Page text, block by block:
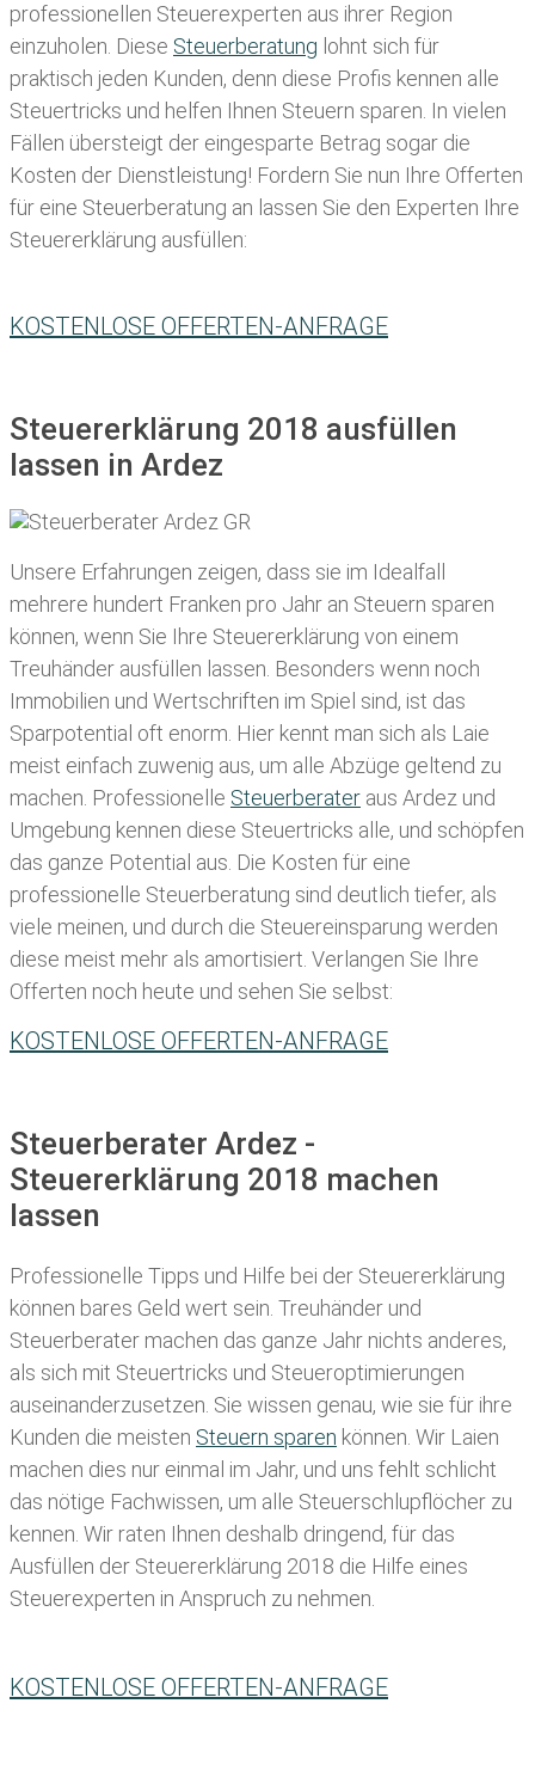
professionellen Steuerexperten aus ihrer Region
einzuholen. Diese Steuerberatung lohnt sich für
praktisch jeden Kunden, denn diese Profis kennen alle
Steuertricks und helfen Ihnen Steuern sparen. In vielen
Fällen übersteigt der eingesparte Betrag sogar die
Kosten der Dienstleistung! Fordern Sie nun Ihre Offerten
für eine Steuerberatung an lassen Sie den Experten Ihre
Steuererklärung ausfüllen:
KOSTENLOSE OFFERTEN-ANFRAGE
Steuererklärung 2018 ausfüllen
lassen in Ardez
Unsere Erfahrungen zeigen, dass sie im Idealfall
mehrere hundert Franken pro Jahr an Steuern sparen
können, wenn Sie Ihre Steuererklärung von einem
Treuhänder ausfüllen lassen . Besonders wenn noch
Immobilien und Wertschriften im Spiel sind, ist das
Sparpotential oft enorm. Hier kennt man sich als Laie
meist einfach zuwenig aus, um alle Abzüge geltend zu
machen. Professionelle Steuerberater aus Ardez und
Umgebung kennen diese Steuertricks alle, und schöpfen
das ganze Potential aus. Die Kosten für eine
professionelle Steuerberatung sind deutlich tiefer, als
viele meinen, und durch die Steuereinsparung werden
diese meist mehr als amortisiert. Verlangen Sie Ihre
Offerten noch heute und sehen Sie selbst:
KOSTENLOSE OFFERTEN-ANFRAGE
Steuerberater Ardez -
Steuererklärung 2018 machen
lassen
Professionelle Tipps und Hilfe bei der Steuererklärung
können bares Geld wert sein. Treuhänder und
Steuerberater machen das ganze Jahr nichts anderes,
als sich mit Steuertricks und Steueroptimierungen
auseinanderzusetzen. Sie wissen genau, wie sie für ihre
Kunden die meisten Steuern sparen können. Wir Laien
machen dies nur einmal im Jahr, und uns fehlt schlicht
das nötige Fachwissen, um alle Steuerschlupflöcher zu
kennen. Wir raten Ihnen deshalb dringend, für das
Ausfüllen der Steuererklärung 2018 die Hilfe eines
Steuerexperten in Anspruch zu nehmen.
KOSTENLOSE OFFERTEN-ANFRAGE